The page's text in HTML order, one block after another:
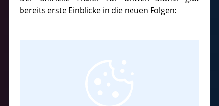
bereits erste Einblicke in die neuen Folgen: